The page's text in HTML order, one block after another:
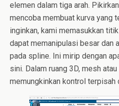
elemen dalam tiga arah.
mencoba membuat kurva yang
inginkan, kami memasukkan
dapat memanipulasi besar dan
pada spline. Ini mirip dengan
sini. Dalam ruang 3D, mesh
memungkinkan kontrol